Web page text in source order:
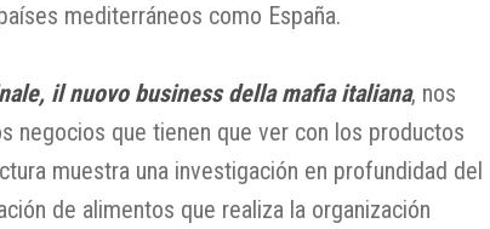
mediterráneos como España.
il nuovo business della mafia italiana, nos
negocios que tienen que ver con los productos
muestra una investigación en profundidad del
de alimentos que realiza la organización